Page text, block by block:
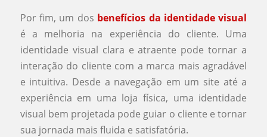
Por fim, um dos benefícios da identidade visual
é a melhoria na experiência do cliente. Uma
identidade visual clara e atraente pode tornar a
interação do cliente com a marca mais agradável
e intuitiva. Desde a navegação em um site até a
experiência em uma loja física, uma identidade
visual bem projetada pode guiar o cliente e tornar
sua jornada mais fluida e satisfatória.